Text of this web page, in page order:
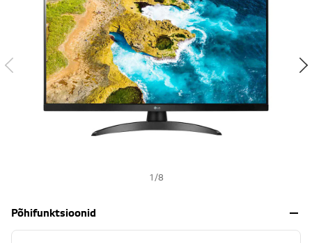
1 /8
Põhifunktsioonid